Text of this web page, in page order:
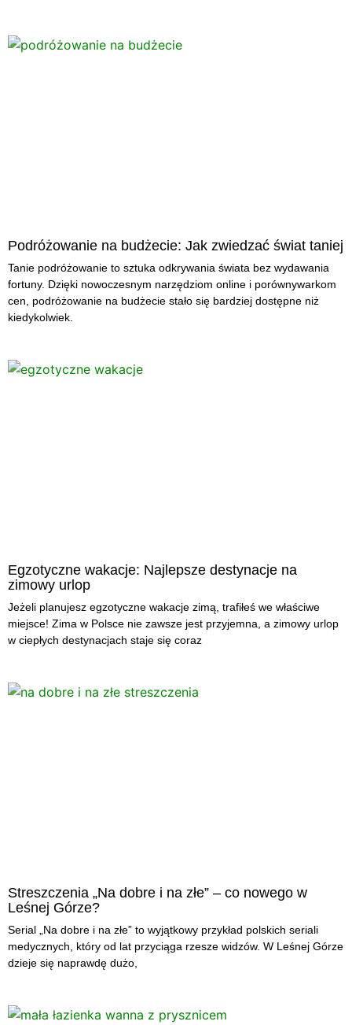
Podróżowanie na budżecie: Jak zwiedzać świat taniej
Tanie podróżowanie to sztuka odkrywania świata bez wydawania
fortuny. Dzięki nowoczesnym narzędziom online i porównywarkom
cen, podróżowanie na budżecie stało się bardziej dostępne niż
kiedykolwiek.
Egzotyczne wakacje: Najlepsze destynacje na
zimowy urlop
Jeżeli planujesz egzotyczne wakacje zimą, trafiłeś we właściwe
miejsce! Zima w Polsce nie zawsze jest przyjemna, a zimowy urlop
w ciepłych destynacjach staje się coraz
Streszczenia „Na dobre i na złe” – co nowego w
Leśnej Górze?
Serial „Na dobre i na złe” to wyjątkowy przykład polskich seriali
medycznych, który od lat przyciąga rzesze widzów. W Leśnej Górze
dzieje się naprawdę dużo,